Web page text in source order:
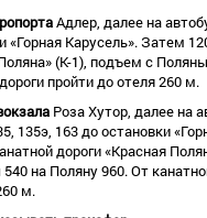
номерах.
кровати, диван,
стол, кресло,
–LCD-телевизор со
индивидуальное
доска.
ковролин.
кабина и ванна, фен,
для ванны, набор
Адлер, далее на
«Горная Карусель». Затем
(К-1), подъем с
пройти до отеля 260 м.
Роза Хутор, далее на
135э, 163 до остановки
дороги «Красная
на Поляну 960. От
м.